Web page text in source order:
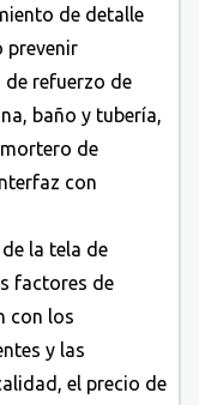
de detalle
prevenir
refuerzo de
baño y tubería,
de
con
la tela de
factores de
con los
y las
el precio de